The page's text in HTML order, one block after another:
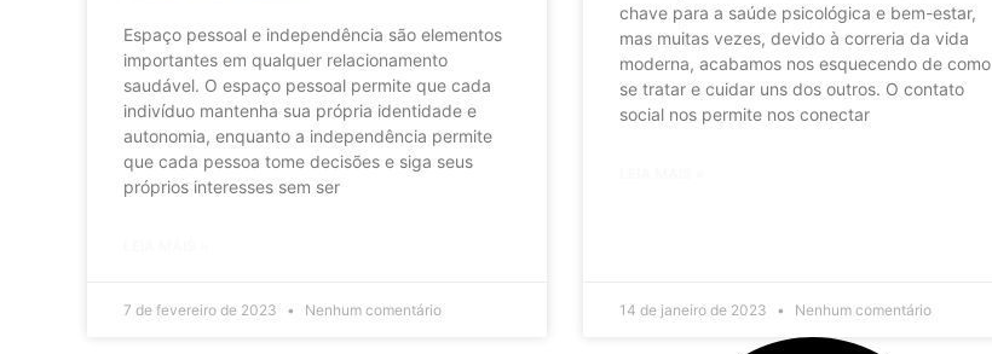
Espaço pessoal e independência são elementos
importantes em qualquer relacionamento
saudável. O espaço pessoal permite que cada
indivíduo mantenha sua própria identidade e
autonomia, enquanto a independência permite
que cada pessoa tome decisões e siga seus
próprios interesses sem ser
7 de fevereiro de 2023 Nenhum comentário
chave para a saúde psicológica e bem-estar,
mas muitas vezes, devido à correria da vida
moderna, acabamos nos esquecendo de como
se tratar e cuidar uns dos outros. O contato
social nos permite nos conectar
14 de janeiro de 2023 Nenhum comentário